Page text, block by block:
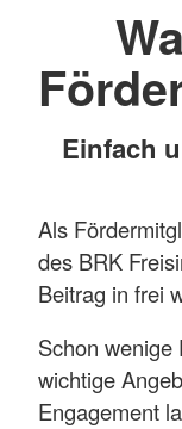
Einfach
Als
des BRK
Beitrag in frei
Schon wenige
wichtige
Engagement